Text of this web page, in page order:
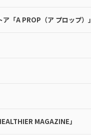
「A PROP（ア プロップ）」
MAGAZINE」